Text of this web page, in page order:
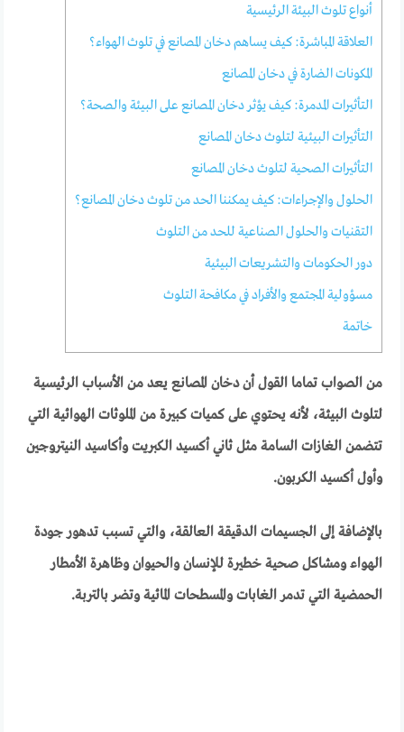
أنواع تلوث البيئة الرئيسية
العلاقة المباشرة: كيف يساهم دخان المصانع في تلوث الهواء؟
المكونات الضارة في دخان المصانع
التأثيرات المدمرة: كيف يؤثر دخان المصانع على البيئة والصحة؟
التأثيرات البيئية لتلوث دخان المصانع
التأثيرات الصحية لتلوث دخان المصانع
الحلول والإجراءات: كيف يمكننا الحد من تلوث دخان المصانع؟
التقنيات والحلول الصناعية للحد من التلوث
دور الحكومات والتشريعات البيئية
مسؤولية المجتمع والأفراد في مكافحة التلوث
خاتمة
من الصواب تماما القول أن دخان المصانع يعد من الأسباب الرئيسية
لتلوث البيئة، لأنه يحتوي على كميات كبيرة من الملوثات الهوائية التي
تتضمن الغازات السامة مثل ثاني أكسيد الكبريت وأكاسيد النيتروجين
وأول أكسيد الكربون.
بالإضافة إلى الجسيمات الدقيقة العالقة، والتي تسبب تدهور جودة
الهواء ومشاكل صحية خطيرة للإنسان والحيوان وظاهرة الأمطار
الحمضية التي تدمر الغابات والمسطحات المائية وتضر بالتربة.